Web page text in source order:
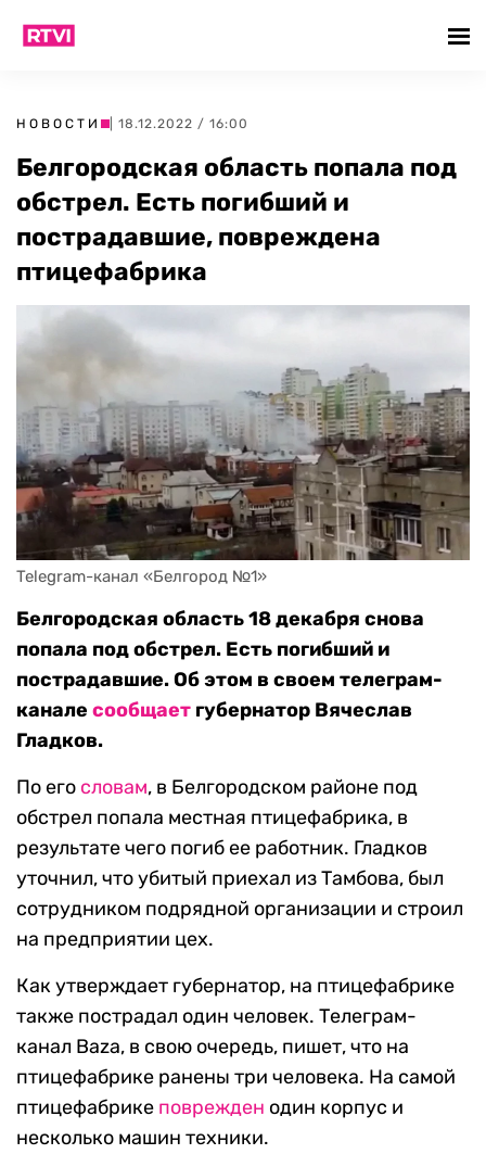
НОВОСТИ | 18.12.2022 / 16:00
Белгородская область попала под
обстрел. Есть погибший и
пострадавшие, повреждена
птицефабрика
Telegram-канал «Белгород №1»
Белгородская область 18 декабря снова
попала под обстрел. Есть погибший и
пострадавшие. Об этом в своем телеграм-
канале сообщает губернатор Вячеслав
Гладков.
По его словам, в Белгородском районе под
обстрел попала местная птицефабрика, в
результате чего погиб ее работник. Гладков
уточнил, что убитый приехал из Тамбова, был
сотрудником подрядной организации и строил
на предприятии цех.
Как утверждает губернатор, на птицефабрике
также пострадал один человек. Телеграм-
канал Baza, в свою очередь, пишет, что на
птицефабрике ранены три человека. На самой
птицефабрике поврежден один корпус и
несколько машин техники.